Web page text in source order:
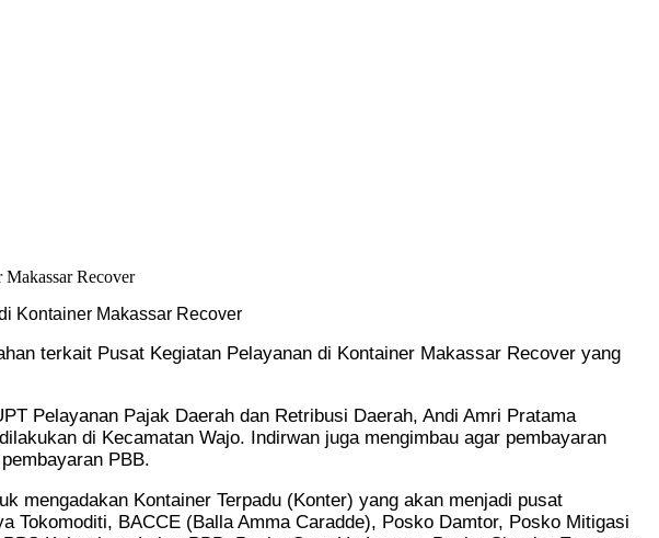
Kontainer Makassar Recover
terkait Pusat Kegiatan Pelayanan di Kontainer Makassar Recover yang
Pelayanan Pajak Daerah dan Retribusi Daerah, Andi Amri Pratama
di Kecamatan Wajo. Indirwan juga mengimbau agar pembayaran
PBB.
mengadakan Kontainer Terpadu (Konter) yang akan menjadi pusat
Tokomoditi, BACCE (Balla Amma Caradde), Posko Damtor, Posko Mitigasi